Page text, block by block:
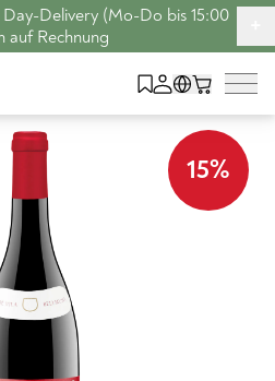
Delivery (Mo-Do bis 15:00
auf Rechnung
15%